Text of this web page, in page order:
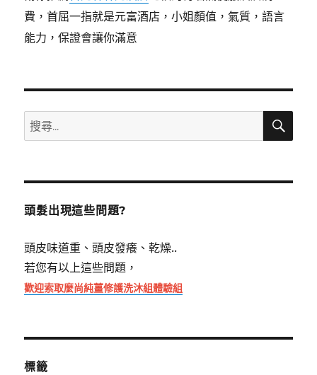
費，首屈一指就是元富酒店，小姐顏值，氣質，語言
能力，保證會讓你滿意
搜
尋
鍵
搜
頭髮出現這些問題?
頭皮味道重、頭皮發癢、乾燥..
若您有以上這些問題，
歡迎索取麼尚純薑修護洗沐組體驗組
標籤